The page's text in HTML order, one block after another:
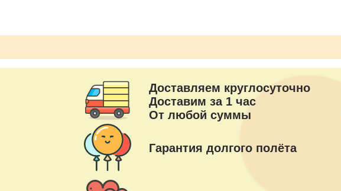
Доставляем круглосуточно
Доставим за 1 час
От любой суммы
Гарантия долгого полёта